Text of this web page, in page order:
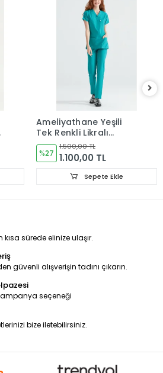
Ameliyathane Yeşili
Tek Renkli Likralı
Kumaş Cerrahi Takım
V Yaka Forma
%27
1.500,00 TL
1.100,00 TL
Sepete Ekle
kısa sürede elinize ulaşır.
güvenli alışverişin tadını çıkarın.
seçeneği
bize iletebilirsiniz.